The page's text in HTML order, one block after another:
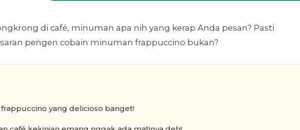
di café, minuman apa nih yang kerap Anda pesan? Pasti
pengen cobain minuman frappuccino bukan?
frappuccino yang delicioso banget!